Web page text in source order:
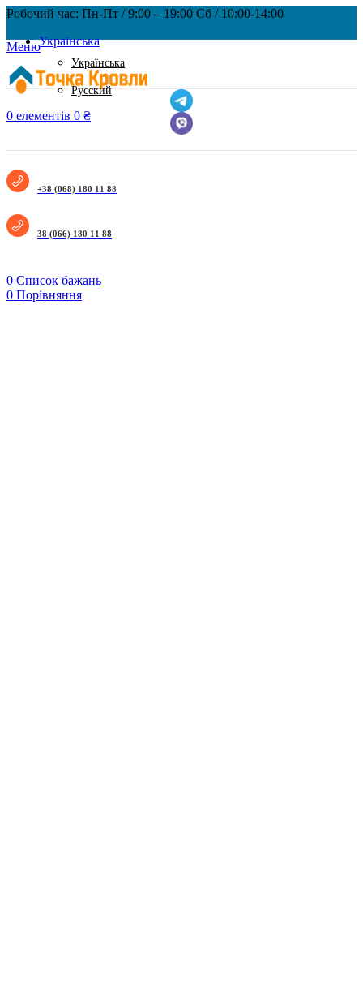
Робочий час: Пн-Пт / 9:00 – 19:00 Сб / 10:00-14:00
Українська
Українська
Русский
Меню
0 елементів 0 ₴
+38 (068) 180 11 88
38 (066) 180 11 88
0 Список бажань
0 Порівняння